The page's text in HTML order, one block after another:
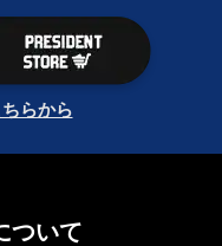
らから
ついて